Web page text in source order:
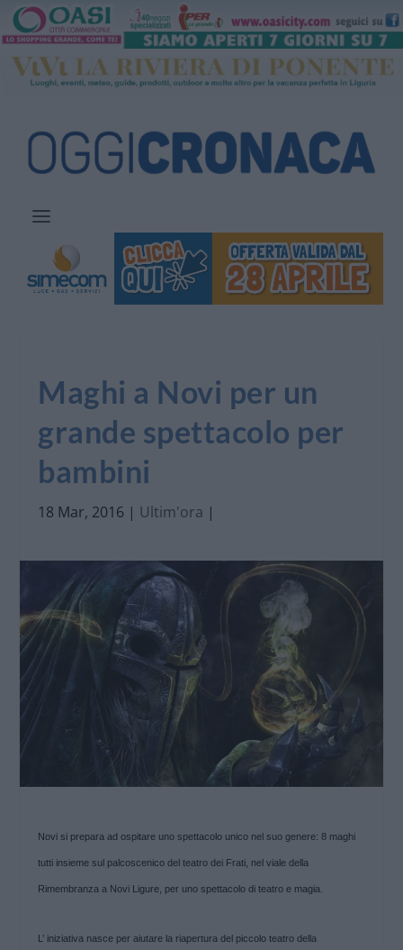
Maghi a Novi per un
grande spettacolo per
bambini
18 Mar, 2016 | Ultim'ora |
Novi si prepara ad ospitare uno spettacolo unico nel suo genere: 8 maghi
tutti insieme sul palcoscenico del teatro dei Frati, nel viale della
Rimembranza a Novi Ligure, per uno spettacolo di teatro e magia.
L’ iniziativa nasce per aiutare la riapertura del piccolo teatro della